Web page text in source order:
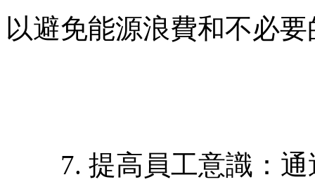
以避免能源浪費和不必
7. 提高員工意識：通